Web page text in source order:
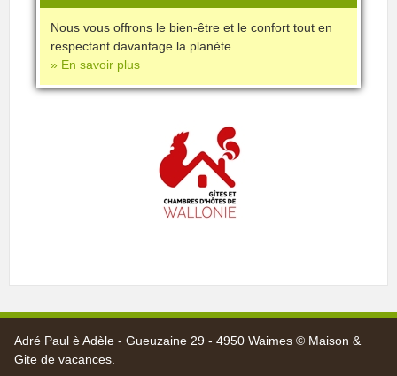
Nous vous offrons le bien-être et le confort tout en
respectant davantage la planète.
» En savoir plus
Adré Paul è Adèle - Gueuzaine 29 - 4950 Waimes © Maison &
Gite de vacances.